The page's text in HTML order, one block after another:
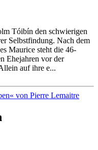
Tóibín den schwierigen
Selbst­findung. Nach dem
Maurice steht die 46-
Ehe­jahren vor der
auf ihre e...